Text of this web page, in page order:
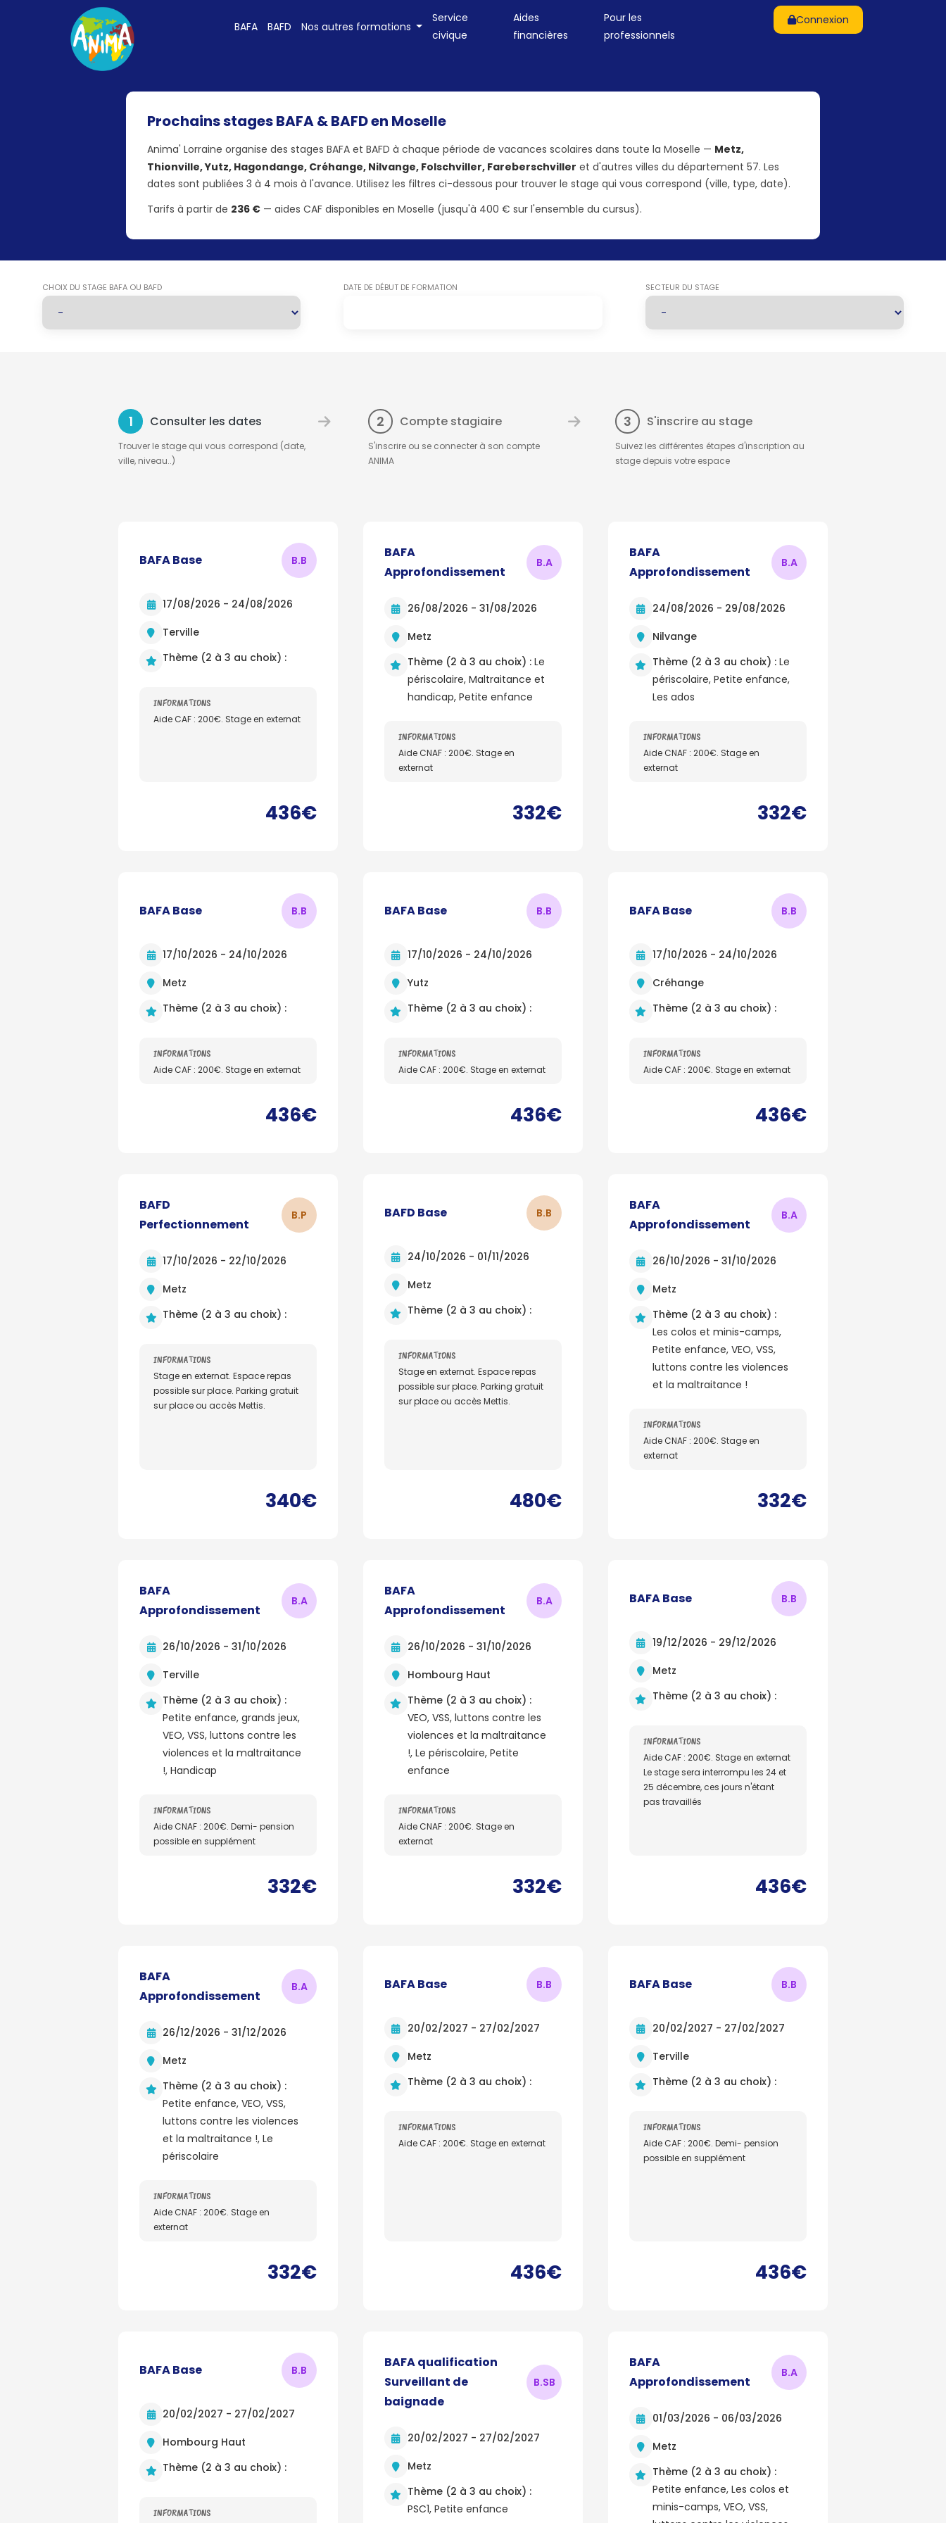
BAFA BAFD Nos autres formations
Service
civique
Aides
financières
Pour les
professionnels
Connexion
Prochains stages BAFA & BAFD en Moselle
Anima' Lorraine organise des stages BAFA et BAFD à chaque période de vacances scolaires dans toute la Moselle — Metz,
Thionville, Yutz, Hagondange, Créhange, Nilvange, Folschviller, Fareberschviller et d'autres villes du département 57. Les
dates sont publiées 3 à 4 mois à l'avance. Utilisez les filtres ci-dessous pour trouver le stage qui vous correspond (ville, type, date).
Tarifs à partir de 236 € — aides CAF disponibles en Moselle (jusqu'à 400 € sur l'ensemble du cursus).
CHOIX DU STAGE BAFA OU BAFD DATE DE DÉBUT DE FORMATION SECTEUR DU STAGE
1 Consulter les dates
Trouver le stage qui vous correspond (date,
ville, niveau..)
2 Compte stagiaire
S'inscrire ou se connecter à son compte
ANIMA
3 S'inscrire au stage
Suivez les différentes étapes d'inscription au
stage depuis votre espace
BAFA Base B.B
17/08/2026 - 24/08/2026
Terville
Thème (2 à 3 au choix) :
INFORMATIONS
Aide CAF : 200€. Stage en externat
436€
BAFA
Approfondissement
B.A
26/08/2026 - 31/08/2026
Metz
Thème (2 à 3 au choix) : Le
périscolaire, Maltraitance et
handicap, Petite enfance
INFORMATIONS
Aide CNAF : 200€. Stage en
externat
332€
BAFA
Approfondissement
B.A
24/08/2026 - 29/08/2026
Nilvange
Thème (2 à 3 au choix) : Le
périscolaire, Petite enfance,
Les ados
INFORMATIONS
Aide CNAF : 200€. Stage en
externat
332€
BAFA Base B.B
17/10/2026 - 24/10/2026
Metz
Thème (2 à 3 au choix) :
INFORMATIONS
Aide CAF : 200€. Stage en externat
436€
BAFA Base B.B
17/10/2026 - 24/10/2026
Yutz
Thème (2 à 3 au choix) :
INFORMATIONS
Aide CAF : 200€. Stage en externat
436€
BAFA Base B.B
17/10/2026 - 24/10/2026
Créhange
Thème (2 à 3 au choix) :
INFORMATIONS
Aide CAF : 200€. Stage en externat
436€
BAFD
Perfectionnement
B.P
17/10/2026 - 22/10/2026
Metz
Thème (2 à 3 au choix) :
INFORMATIONS
Stage en externat. Espace repas
possible sur place. Parking gratuit
sur place ou accès Mettis.
340€
BAFD Base B.B
24/10/2026 - 01/11/2026
Metz
Thème (2 à 3 au choix) :
INFORMATIONS
Stage en externat. Espace repas
possible sur place. Parking gratuit
sur place ou accès Mettis.
480€
BAFA
Approfondissement
B.A
26/10/2026 - 31/10/2026
Metz
Thème (2 à 3 au choix) :
Les colos et minis-camps,
Petite enfance, VEO, VSS,
luttons contre les violences
et la maltraitance !
INFORMATIONS
Aide CNAF : 200€. Stage en
externat
332€
BAFA
Approfondissement
B.A
26/10/2026 - 31/10/2026
Terville
Thème (2 à 3 au choix) :
Petite enfance, grands jeux,
VEO, VSS, luttons contre les
violences et la maltraitance
!, Handicap
INFORMATIONS
Aide CNAF : 200€. Demi- pension
possible en supplément
332€
BAFA
Approfondissement
B.A
26/10/2026 - 31/10/2026
Hombourg Haut
Thème (2 à 3 au choix) :
VEO, VSS, luttons contre les
violences et la maltraitance
!, Le périscolaire, Petite
enfance
INFORMATIONS
Aide CNAF : 200€. Stage en
externat
332€
BAFA Base B.B
19/12/2026 - 29/12/2026
Metz
Thème (2 à 3 au choix) :
INFORMATIONS
Aide CAF : 200€. Stage en externat
Le stage sera interrompu les 24 et
25 décembre, ces jours n'étant
pas travaillés
436€
BAFA
Approfondissement
B.A
26/12/2026 - 31/12/2026
Metz
Thème (2 à 3 au choix) :
Petite enfance, VEO, VSS,
luttons contre les violences
et la maltraitance !, Le
périscolaire
INFORMATIONS
Aide CNAF : 200€. Stage en
externat
332€
BAFA Base B.B
20/02/2027 - 27/02/2027
Metz
Thème (2 à 3 au choix) :
INFORMATIONS
Aide CAF : 200€. Stage en externat
436€
BAFA Base B.B
20/02/2027 - 27/02/2027
Terville
Thème (2 à 3 au choix) :
INFORMATIONS
Aide CAF : 200€. Demi- pension
possible en supplément
436€
BAFA Base B.B
20/02/2027 - 27/02/2027
Hombourg Haut
Thème (2 à 3 au choix) :
INFORMATIONS
BAFA qualification
Surveillant de
baignade
B.SB
20/02/2027 - 27/02/2027
Metz
Thème (2 à 3 au choix) :
PSC1, Petite enfance
BAFA
Approfondissement
B.A
01/03/2026 - 06/03/2026
Metz
Thème (2 à 3 au choix) :
Petite enfance, Les colos et
minis-camps, VEO, VSS,